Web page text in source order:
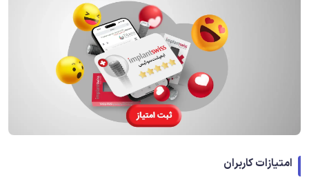
امتیازات کاربران